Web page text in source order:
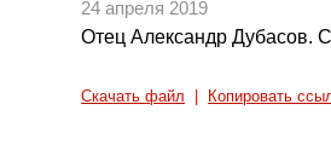
24 апреля 2019
Отец Александр Дубасов.
Скачать файл Копировать